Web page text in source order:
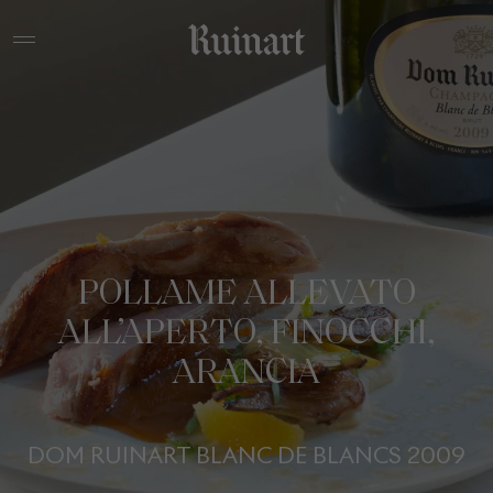
POLLAME ALLEVATO
ALL’APERTO, FINOCCHI,
ARANCIA
DOM RUINART BLANC DE BLANCS 2009